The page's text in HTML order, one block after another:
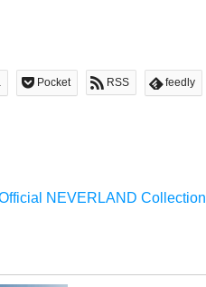
Pocket RSS feedly
NEVERLAND Collection